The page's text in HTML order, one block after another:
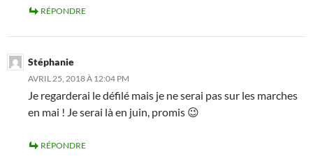
RÉPONDRE
Stéphanie
AVRIL 25, 2018 À 12:04 PM
Je regarderai le défilé mais je ne serai pas sur les marches
en mai ! Je serai là en juin, promis 😉
RÉPONDRE